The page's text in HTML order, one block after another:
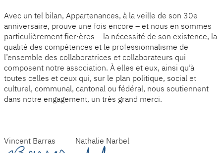
Avec un tel bilan, Appartenances, à la veille de son 30e
anniversaire, prouve une fois encore – et nous en sommes
particulièrement fier·ères – la nécessité de son existence, la
qualité des compétences et le professionnalisme de
l’ensemble des collaboratrices et collaborateurs qui
composent notre association. À elles et eux, ainsi qu’à
toutes celles et ceux qui, sur le plan politique, social et
culturel, communal, cantonal ou fédéral, nous soutiennent
dans notre engagement, un très grand merci.
Vincent Barras Nathalie Narbel